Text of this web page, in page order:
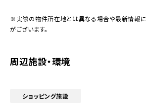
※実際の物件所在地とは異なる場合や最新情報
がございます。
周辺施設・環境
ショッピング施設